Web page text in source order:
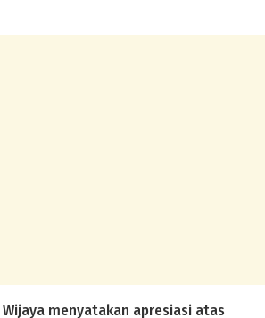
menyatakan apresiasi atas